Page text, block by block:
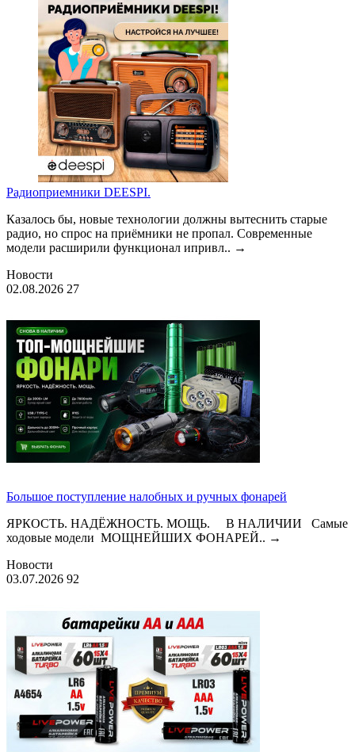
Радиоприемники DEESPI.
Казалось бы, новые технологии должны вытеснить старые
радио, но спрос на приёмники не пропал. Современные
модели расширили функционал ипривл.. →
Новости
02.08.2026 27
Большое поступление налобных и ручных фонарей
ЯРКОСТЬ. НАДЁЖНОСТЬ. МОЩЬ. В НАЛИЧИИ Самые
ходовые модели МОЩНЕЙШИХ ФОНАРЕЙ.. →
Новости
03.07.2026 92